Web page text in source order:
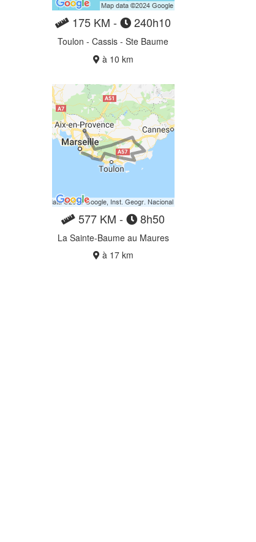
175 KM - 240h10
Toulon - Cassis - Ste Baume
à 10 km
577 KM - 8h50
La Sainte-Baume au Maures
à 17 km